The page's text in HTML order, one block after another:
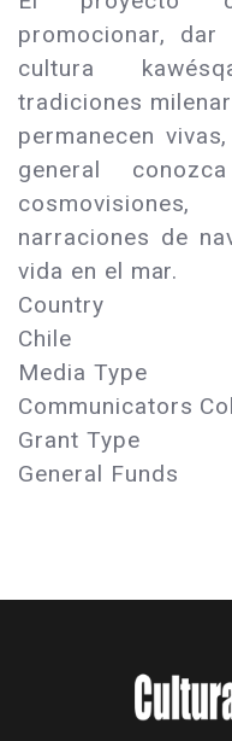
promocionar,
cultura
tradiciones
permanecen
general
cosmovisiones,
narraciones de
vida en el mar.
Country
Chile
Media Type
Communicators
Grant Type
General Funds